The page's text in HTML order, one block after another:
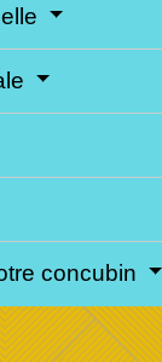
concubin